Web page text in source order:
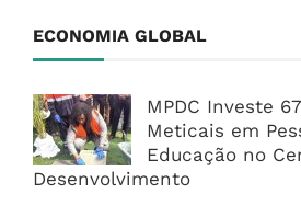
ECONOMIA GLOBAL
MPDC Investe
Meticais em
Educação no
Desenvolvimento